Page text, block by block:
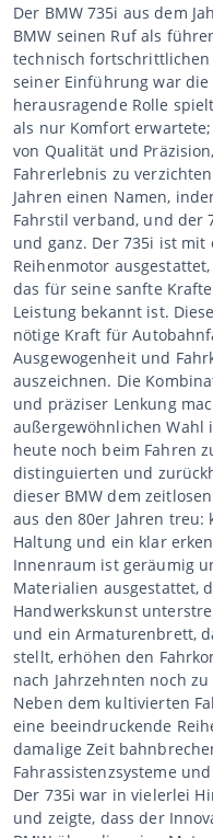
Der BMW 735i aus dem
BMW seinen Ruf als
technisch
seiner Einführung war
herausragende Rolle
als nur Komfort
von Qualität und
Fahrerlebnis zu
Jahren einen Namen,
Fahrstil verband, und der
und ganz. Der 735i ist
Reihenmotor
das für seine sanfte
Leistung bekannt ist.
nötige Kraft für
Ausgewogenheit und
auszeichnen. Die
und präziser Lenkung
außergewöhnlichen Wahl
heute noch beim Fahren
distinguierten und
dieser BMW dem
aus den 80er Jahren
Haltung und ein klar
Innenraum ist geräumig
Materialien ausgestattet,
Handwerkskunst
und ein Armaturenbrett,
stellt, erhöhen den
nach Jahrzehnten noch
Neben dem kultivierten
eine beeindruckende
damalige Zeit
Fahrassistenzsysteme
Der 735i war in vielerlei
und zeigte, dass der